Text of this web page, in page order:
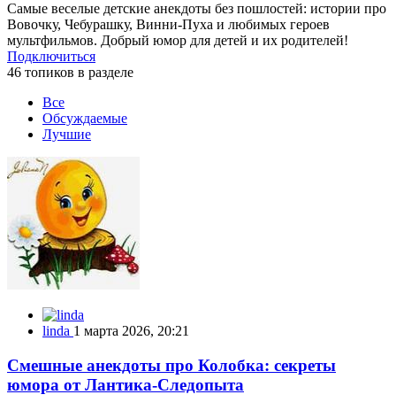
Самые веселые детские анекдоты без пошлостей: истории про
Вовочку, Чебурашку, Винни-Пуха и любимых героев
мультфильмов. Добрый юмор для детей и их родителей!
Подключиться
46 топиков в разделе
Все
Обсуждаемые
Лучшие
linda 1 марта 2026, 20:21
Смешные анекдоты про Колобка: секреты
юмора от Лантика-Следопыта